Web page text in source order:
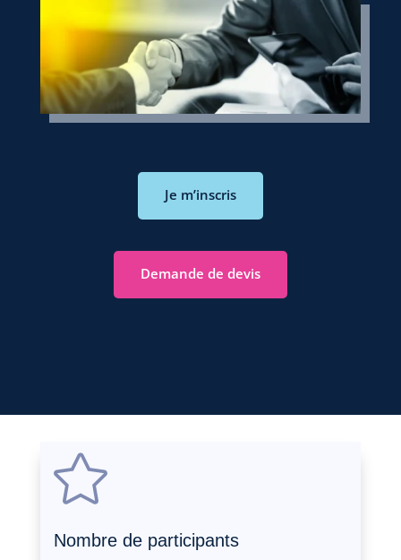
Je m’inscris
Demande de devis

Nombre de participants